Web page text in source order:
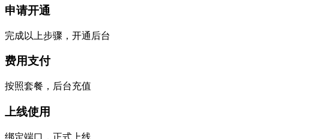
申请开通
完成以上步骤，开通后台
费用支付
按照套餐，后台充值
上线使用
绑定端口，正式上线